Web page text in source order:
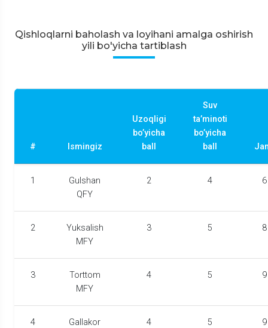
Qishloqlarni baholash va loyihani amalga oshirish
yili bo'yicha tartiblash
# Ismingiz
Uzoqligi
bo’yicha
ball
Suv
ta’minoti
bo’yicha
ball
1
Gulshan
QFY
2 4 6
2
Yuksalish
MFY
3 5 8
3
Torttom
MFY
4 5 9
4 Gallakor 4 5 9